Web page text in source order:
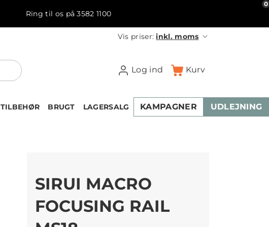
Ring til os på 3582 1100
Vis priser:inkl. moms
Log ind Kurv
0
TILBEHØR BRUGT LAGERSALG KAMPAGNER UDLEJNING
SIRUI MACRO
FOCUSING RAIL